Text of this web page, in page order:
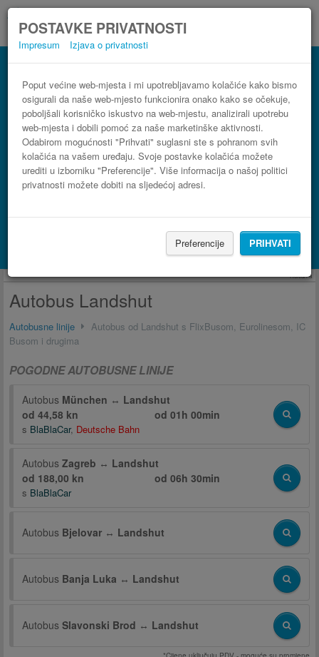
POSTAVKE PRIVATNOSTI
Impresum Izjava o privatnosti
Poput većine web-mjesta i mi upotrebljavamo kolačiće kako bismo
osigurali da naše web-mjesto funkcionira onako kako se očekuje,
poboljšali korisničko iskustvo na web-mjestu, analizirali upotrebu
web-mjesta i dobili pomoć za naše marketinške aktivnosti.
Odabirom mogućnosti "Prihvati" suglasni ste s pohranom svih
kolačića na vašem uređaju. Svoje postavke kolačića možete
urediti u izborniku "Preferencije". Više informacija o našoj politici
privatnosti možete dobiti na sljedećoj adresi.
Preferencije PRIHVATI
Autobus Landshut
3 koraka do najpovoljnije autobusne karte
Potraži smještaj s Booking.com
Reklama
Autobus Landshut
Autobusne linije
Autobus od Landshut s FlixBusom, Eurolinesom, IC
Busom i drugima
POGODNE AUTOBUSNE LINIJE
Autobus München ↔ Landshut
od 44,58 kn
od 01h 00min
s BlaBlaCar, Deutsche Bahn
Autobus Zagreb ↔ Landshut
od 188,00 kn
od 06h 30min
s BlaBlaCar
Autobus Bjelovar ↔ Landshut
Autobus Banja Luka ↔ Landshut
Autobus Slavonski Brod ↔ Landshut